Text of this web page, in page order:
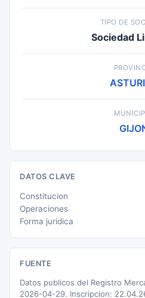
TIPO DE
Sociedad
DATOS CLAVE
Constitucion
Operaciones
Forma juridica
FUENTE
Datos publicos del Registro
2026-04-29. Inscripcion: